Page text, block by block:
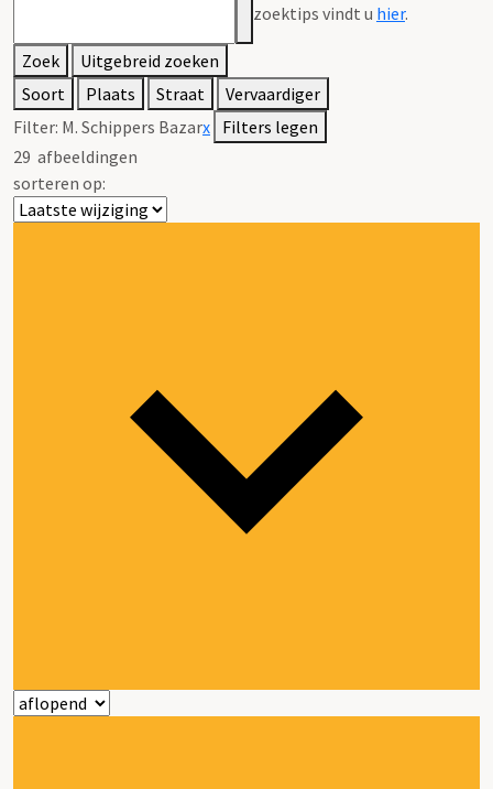
zoektips vindt u hier.
Zoek
Uitgebreid zoeken
Soort
Plaats Straat
Vervaardiger
Filter: M. Schippers Bazarx Filters legen
29 afbeeldingen
sorteren op: